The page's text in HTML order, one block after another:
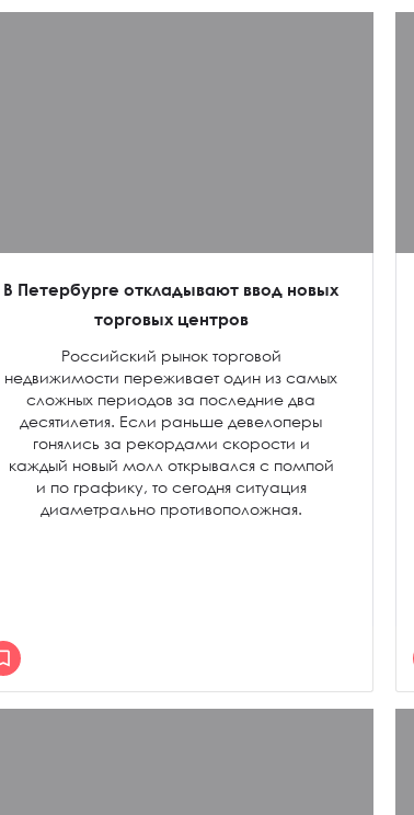
В Петербурге откладывают ввод новых
торговых центров
Российский рынок торговой
недвижимости переживает один из самых
сложных периодов за последние два
десятилетия. Если раньше девелоперы
гонялись за рекордами скорости и
каждый новый молл открывался с помпой
и по графику, то сегодня ситуация
диаметрально противоположная.